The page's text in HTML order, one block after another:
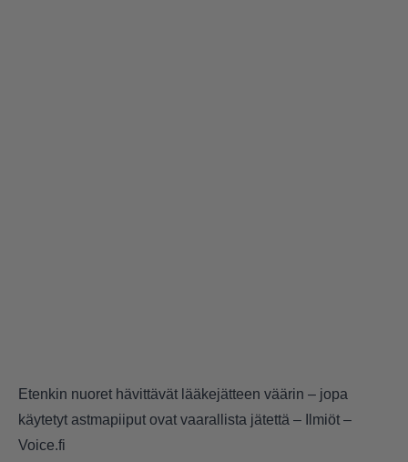
Etenkin nuoret hävittävät lääkejätteen väärin – jopa
käytetyt astmapiiput ovat vaarallista jätettä – Ilmiöt –
Voice.fi